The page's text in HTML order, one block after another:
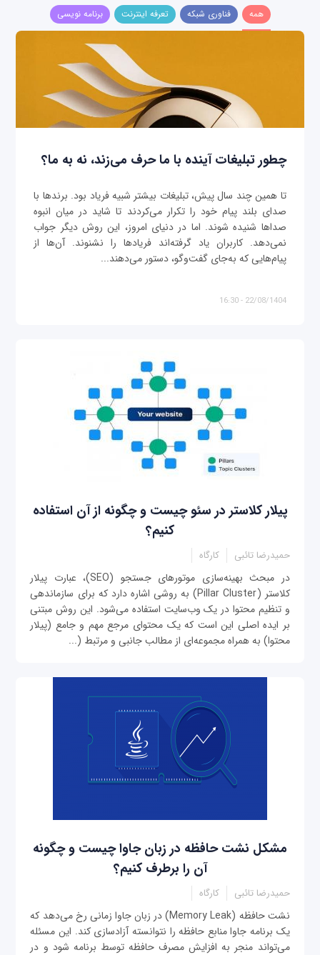
همه فناوری شبکه تعرفه اینترنت برنامه نویسی
چطور تبلیغات آینده با ما حرف می‌زند، نه به ما؟
تا همین چند سال پیش، تبلیغات بیشتر شبیه فریاد بود. برندها با
صدای بلند پیام خود را تکرار می‌کردند تا شاید در میان انبوه
صداها شنیده شوند. اما در دنیای امروز، این روش دیگر جواب
نمی‌دهد. کاربران یاد گرفته‌اند فریادها را نشنوند. آن‌ها از
پیام‌هایی که به‌جای گفت‌وگو، دستور می‌دهند...
22/08/1404 - 16:30
پیلار کلاستر در سئو چیست و چگونه از آن استفاده
کنیم؟
حمیدرضا تائبی کارگاه
در مبحث بهینه‌سازی موتورهای جستجو (SEO)، عبارت پیلار
کلاستر (Pillar Cluster) به روشی اشاره دارد که برای سازماندهی
و تنظیم محتوا در یک وب‌سایت استفاده می‌شود. این روش مبتنی
بر ایده اصلی این است که یک محتوای مرجع مهم و جامع (پیلار
محتوا) به همراه مجموعه‌ای از مطالب جانبی و مرتبط (...
مشکل نشت حافظه در زبان جاوا چیست و چگونه
آن را برطرف کنیم؟
حمیدرضا تائبی کارگاه
نشت حافظه (Memory Leak) در زبان جاوا زمانی رخ می‌دهد که
یک برنامه جاوا منابع حافظه را نتوانسته آزادسازی کند. این مسئله
می‌تواند منجر به افزایش مصرف حافظه توسط برنامه شود و در